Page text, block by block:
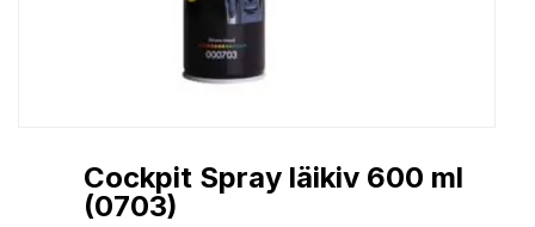
Cockpit Spray läikiv 600 ml
(0703)